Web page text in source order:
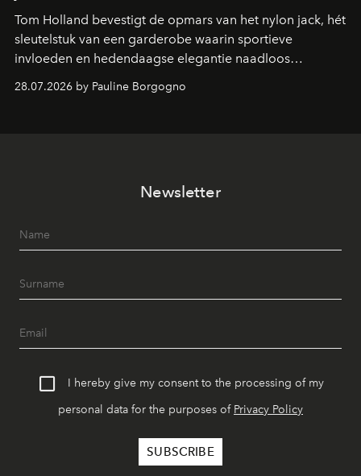
Tom Holland bevestigt de opmars van het nylon jack, hét
sleutelstuk van een garderobe waarin sportieve
invloeden en hedendaagse elegantie naadloos
samenkomen.
28.07.2026 by Pauline Borgogno
Newsletter
I hereby give my consent to the processing of my
personal data for the purposes of Privacy Policy